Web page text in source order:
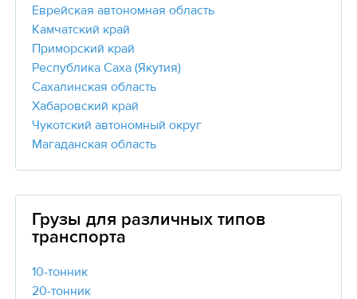
Еврейская автономная область
Камчатский край
Приморский край
Республика Саха (Якутия)
Сахалинская область
Хабаровский край
Чукотский автономный округ
Магаданская область
Грузы для различных типов
транспорта
10-тонник
20-тонник